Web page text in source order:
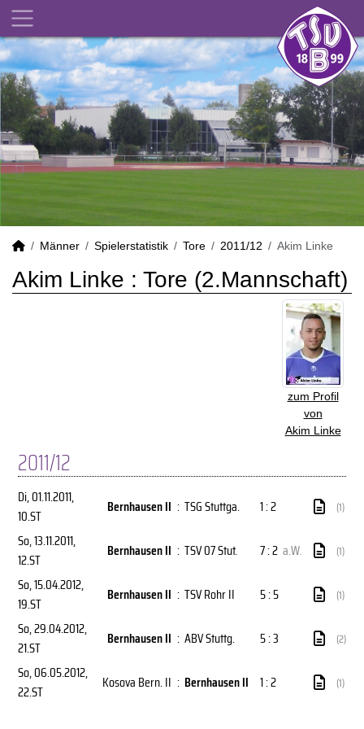
Männer Spielerstatistik Tore 2011/12 Akim Linke
Akim Linke : Tore (2.Mannschaft)
zum Profil
von
Akim Linke
2011/12
Di, 01.11.2011,
10.ST
Bernhausen II : TSG Stuttga. 1 : 2 (1)
So, 13.11.2011,
12.ST
Bernhausen II : TSV 07 Stut. 7 : 2 a.W. (1)
So, 15.04.2012,
19.ST
Bernhausen II : TSV Rohr II 5 : 5 (1)
So, 29.04.2012,
21.ST
Bernhausen II : ABV Stuttg. 5 : 3 (2)
So, 06.05.2012,
22.ST
Kosova Bern. II : Bernhausen II 1 : 2 (1)